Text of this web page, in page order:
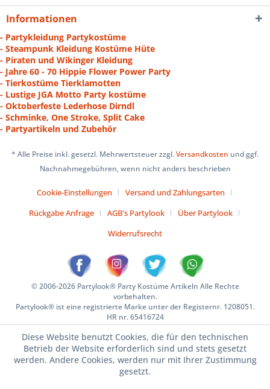
Informationen
- Partykleidung Partykostüme
- Steampunk Kleidung Kostüme Hüte
- Piraten und Wikinger Kleidung
- Jahre 60 - 70 Hippie Flower Power Party
- Tierkostüme Tierklamotten
- Lustige JGA Motto Party kostüme
- Oktoberfeste Lederhose Dirndl
- Schminke, One Stroke, Split Cake
- Partyartikeln und Zubehör
* Alle Preise inkl. gesetzl. Mehrwertsteuer zzgl.Versandkosten und ggf.
Nachnahmegebühren, wenn nicht anders beschrieben
Cookie-Einstellungen
Versand und Zahlungsarten
Rückgabe Anfrage
AGB's Partylook
Über Partylook
Widerrufsrecht
© 2006-2026 Partylook® Party Kostüme Artikeln Alle Rechte
vorbehalten.
Partylook® ist eine registrierte Marke unter der Registernr. 1208051.
HR nr. 65416724
Diese Website benutzt Cookies, die für den technischen
Betrieb der Website erforderlich sind und stets gesetzt
werden. Andere Cookies, werden nur mit Ihrer Zustimmung
gesetzt.